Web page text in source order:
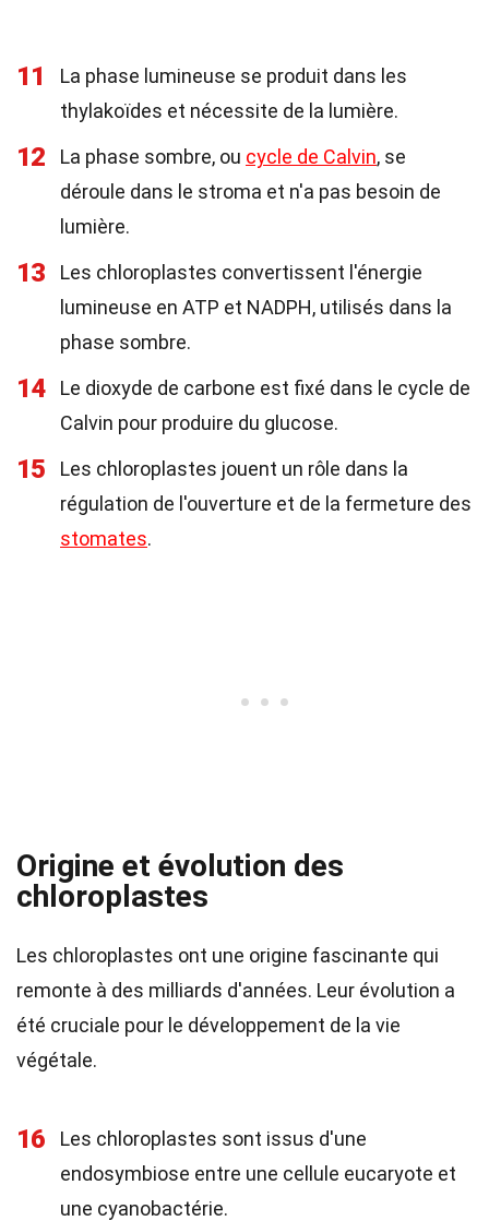
11
La phase lumineuse se produit dans les
thylakoïdes et nécessite de la lumière.
12 La phase sombre, ou cycle de Calvin, se
déroule dans le stroma et n'a pas besoin de
lumière.
13
Les chloroplastes convertissent l'énergie
lumineuse en ATP et NADPH, utilisés dans la
phase sombre.
14
Le dioxyde de carbone est fixé dans le cycle de
Calvin pour produire du glucose.
15
Les chloroplastes jouent un rôle dans la
régulation de l'ouverture et de la fermeture des
stomates.
Origine et évolution des
chloroplastes
Les chloroplastes ont une origine fascinante qui
remonte à des milliards d'années. Leur évolution a
été cruciale pour le développement de la vie
végétale.
16
Les chloroplastes sont issus d'une
endosymbiose entre une cellule eucaryote et
une cyanobactérie.